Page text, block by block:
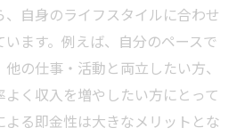
自身のライフスタイルに合わせ
ます。例えば、自分のペースで
の仕事・活動と両立したい方、
く収入を増やしたい方にとって
よる即金性は大きなメリットとな